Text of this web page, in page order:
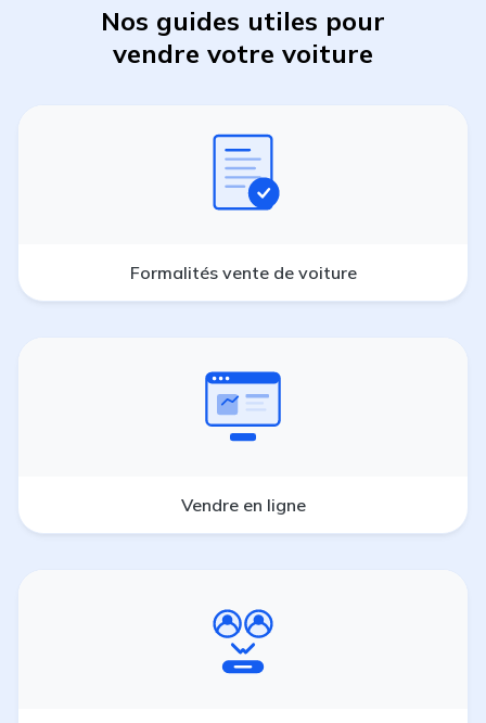
Nos guides utiles pour
vendre votre voiture
Formalités vente de voiture
Vendre en ligne